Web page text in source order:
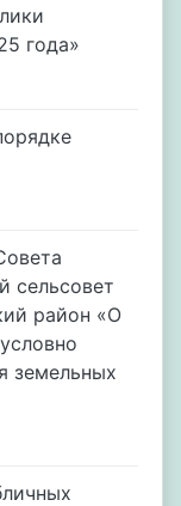
года»
сельсовет
район «О
земельных